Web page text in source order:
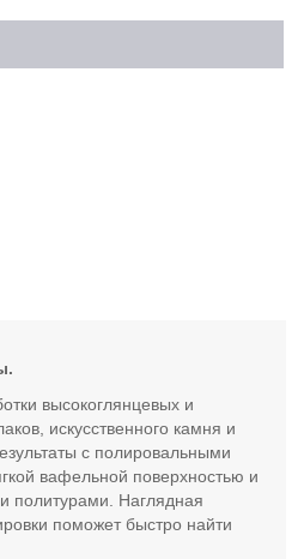
высокоглянцевых и
искусственного камня и
с полировальными
вафельной поверхностью и
политурами. Наглядная
поможет быстро найти